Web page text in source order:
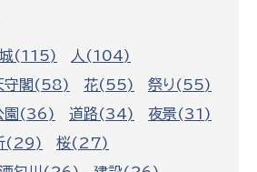
城(115)
人(104)
守閣(58) 花(55)
祭り(55)
園(36) 道路(34)
夜景(31)
(29)
桜(27)